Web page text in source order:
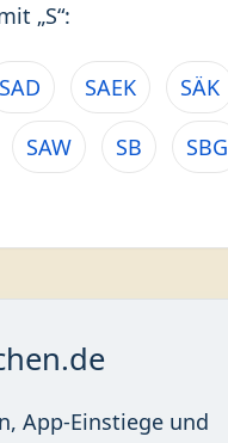
„S“:
SAD SAEK SÄK
SAW SB SBG
App-Einstiege und